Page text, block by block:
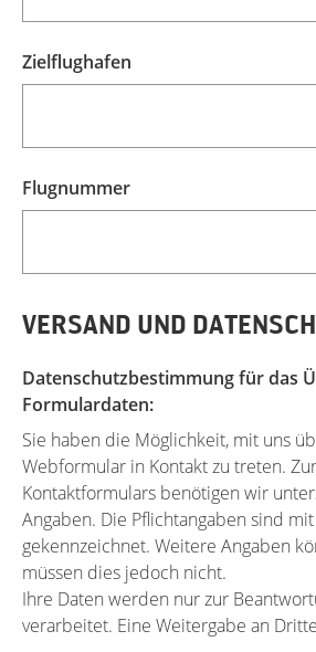
Zielflughafen
Flugnummer
VERSAND UND
Datenschutzbestimmung für das
Formulardaten:
Sie haben die Möglichkeit, mit uns
Webformular in Kontakt zu treten.
Kontaktformulars benötigen wir
Angaben. Die Pflichtangaben sind
gekennzeichnet. Weitere Angaben
müssen dies jedoch nicht.
Ihre Daten werden nur zur
verarbeitet. Eine Weitergabe an